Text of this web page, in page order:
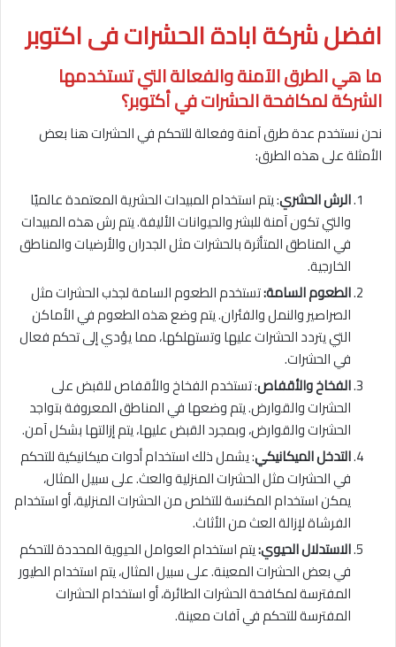
افضل شركة ابادة الحشرات فى اكتوبر
ما هي الطرق الآمنة والفعالة التي تستخدمها
الشركة لمكافحة الحشرات في أكتوبر؟
نحن نستخدم عدة طرق آمنة وفعالة للتحكم في الحشرات هنا بعض
الأمثلة على هذه الطرق:
الرش الحشري: يتم استخدام المبيدات الحشرية المعتمدة عالميًا
والتي تكون آمنة للبشر والحيوانات الأليفة. يتم رش هذه المبيدات
في المناطق المتأثرة بالحشرات مثل الجدران والأرضيات والمناطق
الخارجية.
الطعوم السامة:تستخدم الطعوم السامة لجذب الحشرات مثل
الصراصير والنمل والفئران. يتم وضع هذه الطعوم في الأماكن
التي يتردد الحشرات عليها وتستهلكها، مما يؤدي إلى تحكم فعال
في الحشرات.
الفخاخ والأقفاص: تستخدم الفخاخ والأقفاص للقبض على
الحشرات والقوارض. يتم وضعها في المناطق المعروفة بتواجد
الحشرات والقوارض، وبمجرد القبض عليها، يتم إزالتها بشكل آمن.
التدخل الميكانيكي: يشمل ذلك استخدام أدوات ميكانيكية للتحكم
في الحشرات مثل الحشرات المنزلية والعث. على سبيل المثال،
يمكن استخدام المكنسة للتخلص من الحشرات المنزلية، أو استخدام
الفرشاة لإزالة العث من الأثاث.
الاستدلال الحيوي:يتم استخدام العوامل الحيوية المحددة للتحكم
في بعض الحشرات المعينة. على سبيل المثال، يتم استخدام الطيور
المفترسة لمكافحة الحشرات الطائرة، أو استخدام الحشرات
المفترسة للتحكم في آفات معينة.